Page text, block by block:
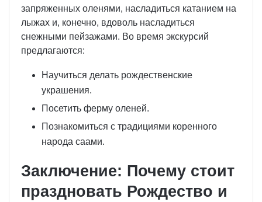
запряженных оленями, насладиться катанием на
лыжах и, конечно, вдоволь насладиться
снежными пейзажами. Во время экскурсий
предлагаются:
Научиться делать рождественские
украшения.
Посетить ферму оленей.
Познакомиться с традициями коренного
народа саами.
Заключение: Почему стоит
праздновать Рождество и